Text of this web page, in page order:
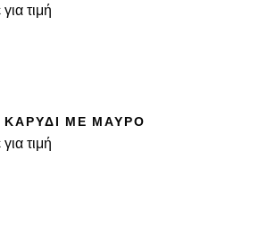
τιμή
ΚΑΡΥΔΊ ΜΕ ΜΑΎΡΟ
τιμή